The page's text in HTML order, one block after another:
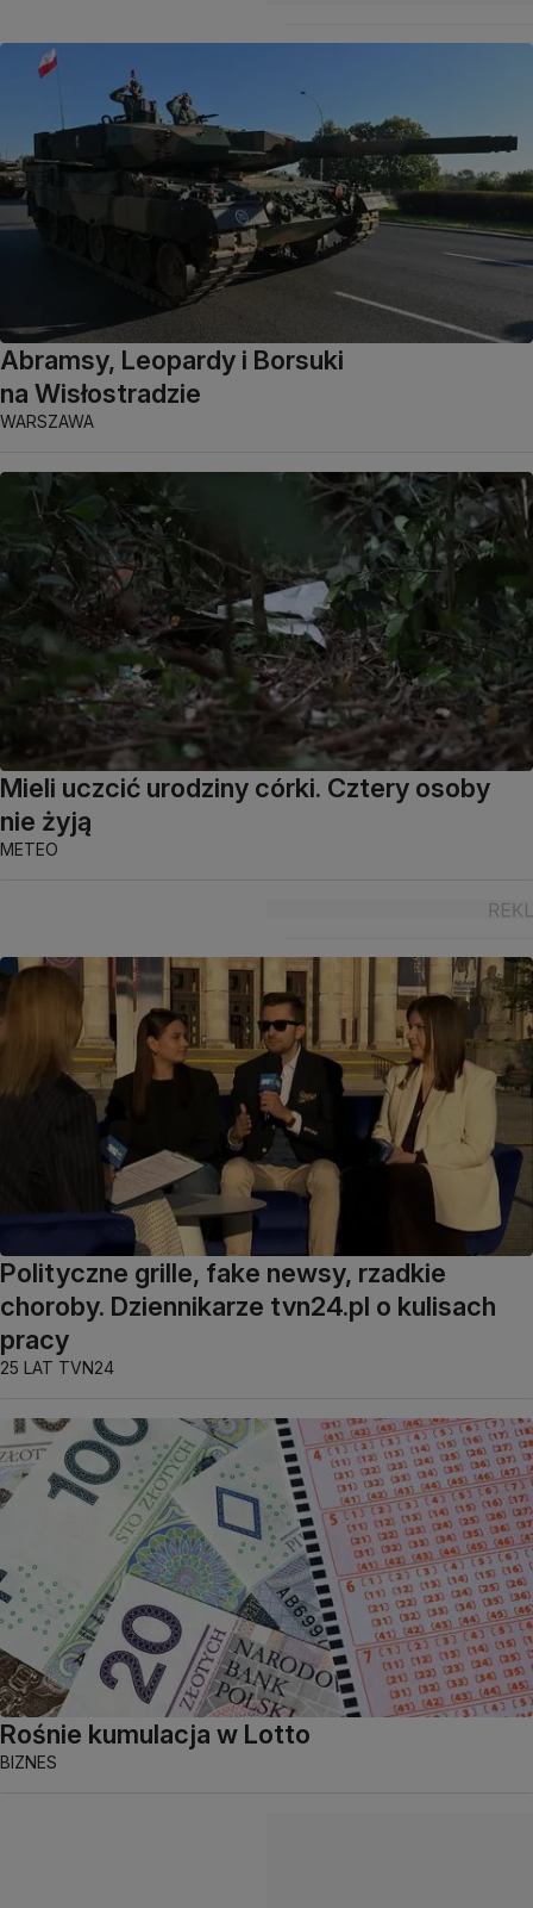
Abramsy, Leopardy i Borsuki
na Wisłostradzie
WARSZAWA
Mieli uczcić urodziny córki. Cztery osoby
nie żyją
METEO
Polityczne grille, fake newsy, rzadkie
choroby. Dziennikarze tvn24.pl o kulisach
pracy
25 LAT TVN24
Rośnie kumulacja w Lotto
BIZNES